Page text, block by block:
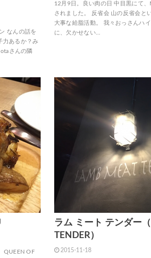
なんの話を
力あるか？み
さんの隣
12月9日。良い肉の日 中目黒にて
されました。 反省会 山の反省会と
大事な給脂活動。 我々おっさんハ
に、欠かせない…
QUEEN OF
ラム ミート テンダー
TENDER）
2015-11-18